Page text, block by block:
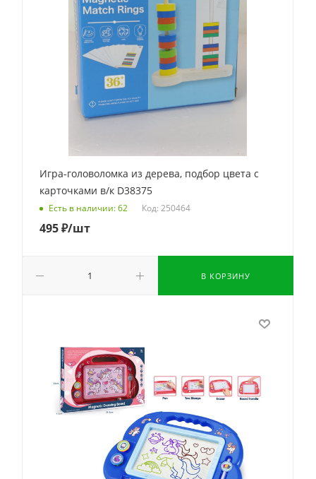
Игра-головоломка из дерева, подбор цвета с
карточками в/к D38375
Есть в наличии: 62 Код: 250464
495₽/шт
В КОРЗИНУ